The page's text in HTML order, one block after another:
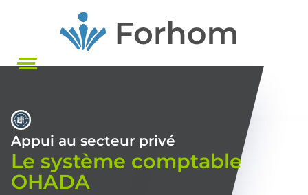
Appui au secteur privé
Le système comptable
OHADA